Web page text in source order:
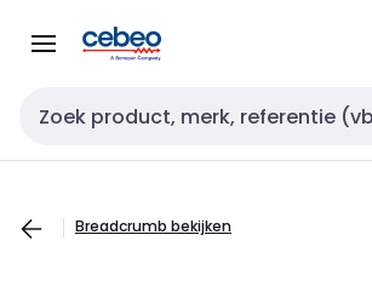
naar
naar
Zoekveld invoer
Breadcrumb bekijken